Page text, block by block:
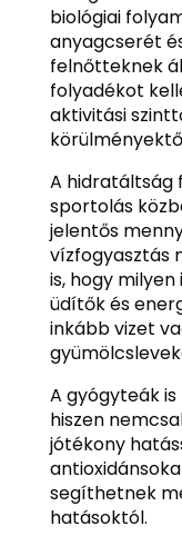
biológiai
anyagcserét
felnőtteknek
folyadékot
aktivitási
A hidratáltság
sportolás
jelentős
vízfogyasztás
is, hogy
üdítők és
inkább vizet
A gyógyteák
hiszen
jótékony
segíthetnek
hatásoktól.